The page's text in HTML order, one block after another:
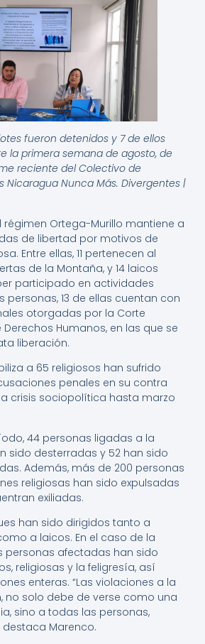
fueron detenidos y 7 de ellos
la primera semana de agosto, de
reciente del Colectivo de
Nicaragua Nunca Más. Divergentes |
régimen Ortega-Murillo mantiene a
de libertad por motivos de
Entre ellas, 11 pertenecen al
de la Montaña, y 14 laicos
participado en actividades
personas, 13 de ellas cuentan con
otorgadas por la Corte
Humanos, en las que se
liberación.
a 65 religiosos han sufrido
penales en su contra
crisis sociopolítica hasta marzo
44 personas ligadas a la
sido desterradas y 52 han sido
Además, más de 200 personas
religiosas han sido expulsadas
exiliadas.
han sido dirigidos tanto a
a laicos. En el caso de la
personas afectadas han sido
religiosas y la feligresía, así
enteras. “Las violaciones a la
no solo debe de verse como una
sino a todas las personas,
destaca Marenco.